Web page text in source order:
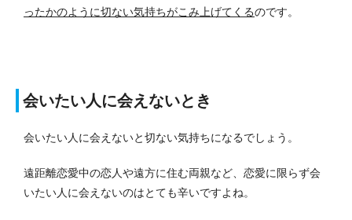
ったかのように切ない気持ちがこみ上げてくるのです。
会いたい人に会えないとき
会いたい人に会えないと切ない気持ちになるでしょう。
遠距離恋愛中の恋人や遠方に住む両親など、恋愛に限らず会
いたい人に会えないのはとても辛いですよね。